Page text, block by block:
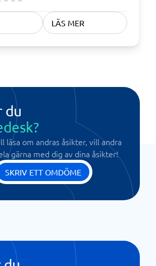
LÄS MER
du
läsa om andras åsikter, vill andra
gärna med dig av dina åsikter!
SKRIV ETT OMDÖME